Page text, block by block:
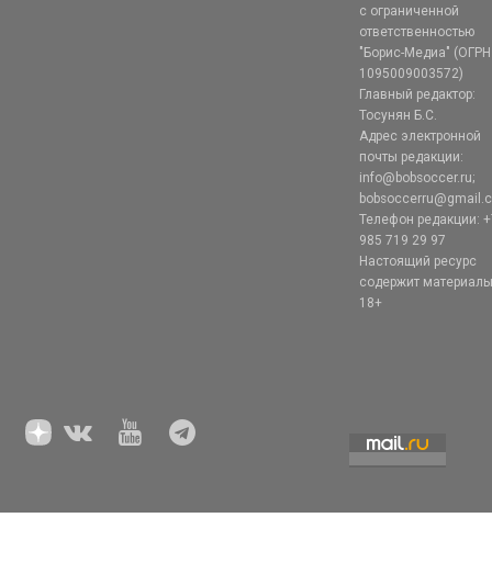
с ограниченной
ответственностью
"Борис-Медиа" (ОГРН
1095009003572)
Главный редактор:
Тосунян Б.С.
Адрес электронной
почты редакции:
info@bobsoccer.ru;
Телефон редакции:
985 719 29 97
Настоящий ресурс
содержит
18+